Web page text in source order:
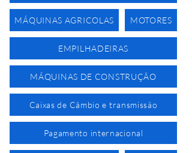
MÁQUINAS AGRICOLAS MOTORES
EMPILHADEIRAS
MÁQUINAS DE CONSTRUÇÃO
Caixas de Câmbio e transmissão
Pagamento internacional